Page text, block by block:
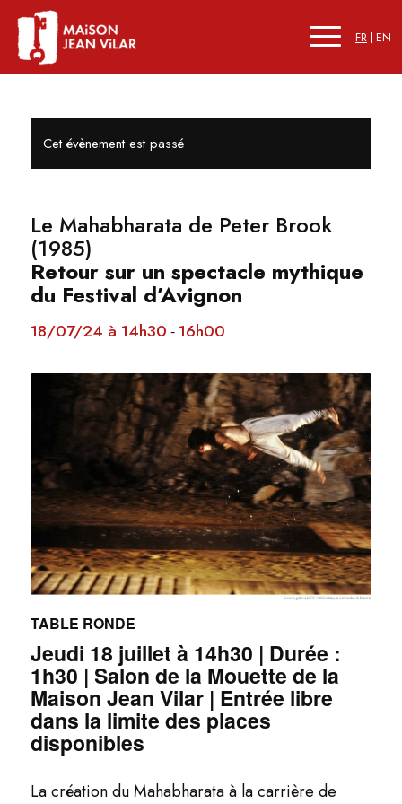
FR EN
Cet évènement est passé
Le Mahabharata de Peter Brook
(1985)
Retour sur un spectacle mythique
du Festival d’Avignon
18/07/24 à 14h30 - 16h00
TABLE RONDE
Jeudi 18 juillet à 14h30 | Durée :
1h30 | Salon de la Mouette de la
Maison Jean Vilar | Entrée libre
dans la limite des places
disponibles
La création du Mahabharata à la carrière de